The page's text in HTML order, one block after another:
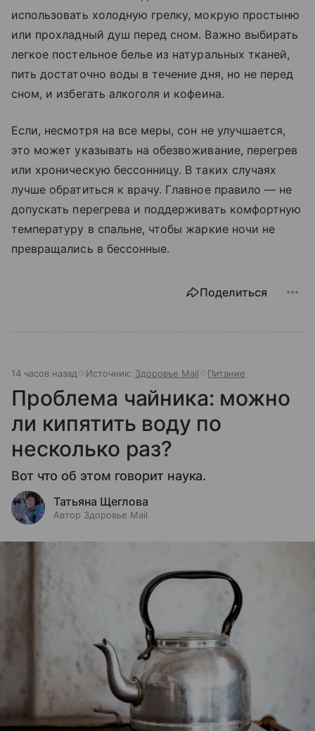
использовать холодную грелку, мокрую простыню
или прохладный душ перед сном. Важно выбирать
легкое постельное белье из натуральных тканей,
пить достаточно воды в течение дня, но не перед
сном, и избегать алкоголя и кофеина.
Если, несмотря на все меры, сон не улучшается,
это может указывать на обезвоживание, перегрев
или хроническую бессонницу. В таких случаях
лучше обратиться к врачу. Главное правило — не
допускать перегрева и поддерживать комфортную
температуру в спальне, чтобы жаркие ночи не
превращались в бессонные.
Поделиться
14 часов назад Источник: Здоровье Mail Питание
Проблема чайника: можно
ли кипятить воду по
несколько раз?
Вот что об этом говорит наука.
Татьяна Щеглова
Автор Здоровье Mail